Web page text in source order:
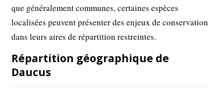
que généralement communes, certaines espèces
localisées peuvent présenter des enjeux de conservation
dans leurs aires de répartition restreintes.
Répartition géographique de
Daucus